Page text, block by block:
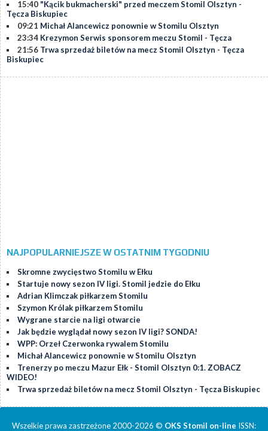
15:40 "Kącik bukmacherski" przed meczem Stomil Olsztyn -
Tęcza Biskupiec
09:21 Michał Alancewicz ponownie w Stomilu Olsztyn
23:34 Krezymon Serwis sponsorem meczu Stomil - Tęcza
21:56 Trwa sprzedaż biletów na mecz Stomil Olsztyn - Tęcza
Biskupiec
NAJPOPULARNIEJSZE W OSTATNIM TYGODNIU
Skromne zwycięstwo Stomilu w Ełku
Startuje nowy sezon IV ligi. Stomil jedzie do Ełku
Adrian Klimczak piłkarzem Stomilu
Szymon Królak piłkarzem Stomilu
Wygrane starcie na ligi otwarcie
Jak będzie wyglądał nowy sezon IV ligi? SONDA!
WPP: Orzeł Czerwonka rywalem Stomilu
Michał Alancewicz ponownie w Stomilu Olsztyn
Trenerzy po meczu Mazur Ełk - Stomil Olsztyn 0:1. ZOBACZ
WIDEO!
Trwa sprzedaż biletów na mecz Stomil Olsztyn - Tęcza Biskupiec
Wszelkie prawa zastrzeżone 2000-2026 © OKS Stomil on-line ISSN: